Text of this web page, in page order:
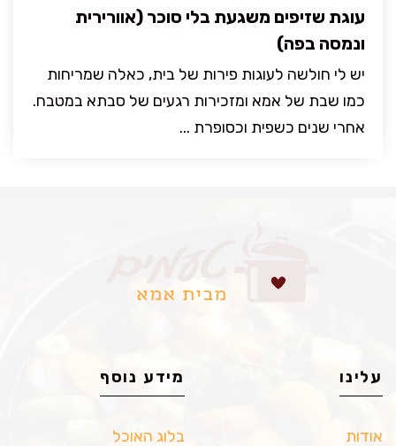
עוגת שזיפים משגעת בלי סוכר (אוורירית
ונמסה בפה)
יש לי חולשה לעוגות פירות של בית, כאלה שמריחות
כמו שבת של אמא ומזכירות רגעים של סבתא במטבח.
אחרי שנים כשפית וכסופרת ...
עלינו
אודות
מידע נוסף
בלוג האוכל